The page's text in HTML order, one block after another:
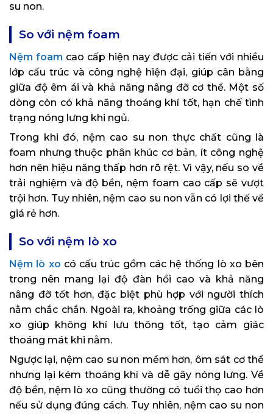
su non.
So với nệm foam
Nệm foam cao cấp hiện nay được cải tiến với nhiều
lớp cấu trúc và công nghệ hiện đại, giúp cân bằng
giữa độ êm ái và khả năng nâng đỡ cơ thể. Một số
dòng còn có khả năng thoáng khí tốt, hạn chế tình
trạng nóng lưng khi ngủ.
Trong khi đó, nệm cao su non thực chất cũng là
foam nhưng thuộc phân khúc cơ bản, ít công nghệ
hơn nên hiệu năng thấp hơn rõ rệt. Vì vậy, nếu so về
trải nghiệm và độ bền, nệm foam cao cấp sẽ vượt
trội hơn. Tuy nhiên, nệm cao su non vẫn có lợi thế về
giá rẻ hơn.
So với nệm lò xo
Nệm lò xo có cấu trúc gồm các hệ thống lò xo bên
trong nên mang lại độ đàn hồi cao và khả năng
nâng đỡ tốt hơn, đặc biệt phù hợp với người thích
nằm chắc chắn. Ngoài ra, khoảng trống giữa các lò
xo giúp không khí lưu thông tốt, tạo cảm giác
thoáng mát khi nằm.
Ngược lại, nệm cao su non mềm hơn, ôm sát cơ thể
nhưng lại kém thoáng khí và dễ gây nóng lưng. Về
độ bền, nệm lò xo cũng thường có tuổi thọ cao hơn
nếu sử dụng đúng cách. Tuy nhiên, nệm cao su non